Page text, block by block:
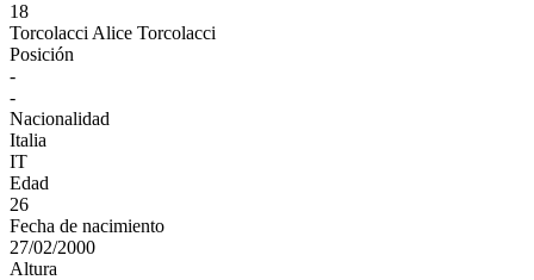
18
Torcolacci Alice Torcolacci
Posición
-
-
Nacionalidad
Italia
IT
Edad
26
Fecha de nacimiento
27/02/2000
Altura